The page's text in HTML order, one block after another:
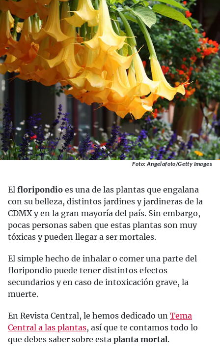
Foto: Angelafoto/Getty Images
El floripondio es una de las plantas que engalana
con su belleza, distintos jardines y jardineras de la
CDMX y en la gran mayoría del país. Sin embargo,
pocas personas saben que estas plantas son muy
tóxicas y pueden llegar a ser mortales.
El simple hecho de inhalar o comer una parte del
floripondio puede tener distintos efectos
secundarios y en caso de intoxicación grave, la
muerte.
En Revista Central, le hemos dedicado un Tema
Central a las plantas, así que te contamos todo lo
que debes saber sobre esta planta mortal.